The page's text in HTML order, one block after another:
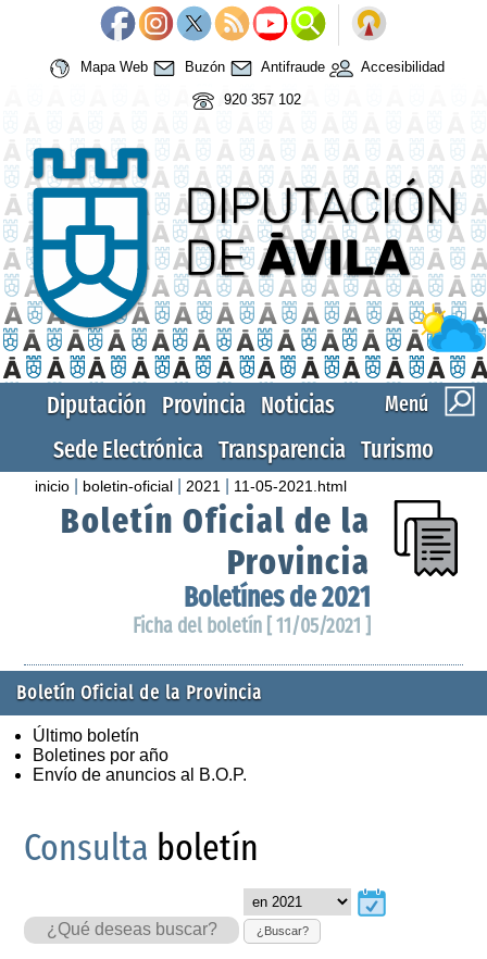
Mapa Web Buzón Antifraude
Accesibilidad
920 357 102
Menú
Diputación Provincia Noticias
Sede Electrónica Transparencia Turismo
inicio boletin-oficial 2021 11-05-2021.html
Boletín Oficial de la
Provincia
Boletínes de 2021
Ficha del boletín [ 11/05/2021 ]
Boletín Oficial de la Provincia
Último boletín
Boletines por año
Envío de anuncios al B.O.P.
Consulta boletín
¿Buscar?